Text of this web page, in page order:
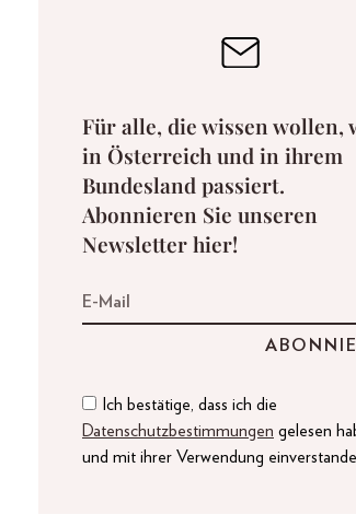
Für alle, die wissen wollen,
in Österreich und in ihrem
Bundesland passiert.
Abonnieren Sie unseren
Newsletter hier!
Ich bestätige, dass ich die
Datenschutzbestimmungen gelesen
und mit ihrer Verwendung